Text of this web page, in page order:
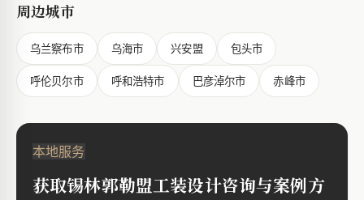
周边城市
乌兰察布市 乌海市 兴安盟 包头市
呼伦贝尔市 呼和浩特市 巴彦淖尔市 赤峰市
本地服务
获取锡林郭勒盟工装设计咨询与案例方